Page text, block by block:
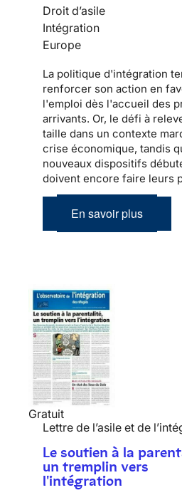
Droit d’asile
Intégration
Europe
La politique d'intégration
renforcer son action en
l'emploi dès l'accueil des
arrivants. Or, le défi à
taille dans un contexte
crise économique, tandis
nouveaux dispositifs
doivent encore faire leurs
En savoir plus
Gratuit
Lettre de l’asile et de
Le soutien à la
un tremplin vers
l'intégration